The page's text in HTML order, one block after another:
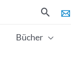
Suchen
Bücher